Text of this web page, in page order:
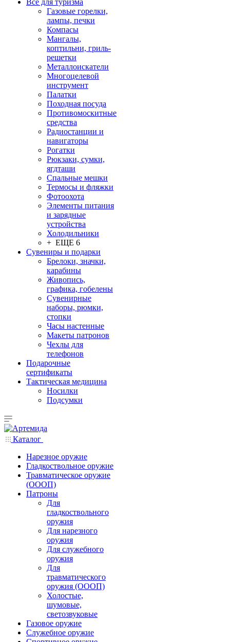
Все для туризма
Газовые горелки,
лампы, печки
Компасы
Мангалы,
коптильни, гриль-
решетки
Металлоискатели
Многоцелевой
инструмент
Палатки
Походная посуда
Противомоскитные
средства
Радиостанции и
навигаторы
Рогатки
Рюкзаки, сумки,
ягдташи
Спальные мешки
Термосы и фляжки
Фотоохота
Элементы питания
и зарядные
устройства
Холодильники
+ ЕЩЕ 6
Сувениры и подарки
Брелоки, значки,
карабины
Живопись,
графика, гобелены
Сувенирные
наборы, рюмки,
стопки
Часы настенные
Макеты патронов
Чехлы для
телефонов
Подарочные
сертификаты
Тактическая медицина
Носилки
Подсумки
Каталог
Нарезное оружие
Гладкоствольное оружие
Травматическое оружие
(ОООП)
Патроны
Для
гладкоствольного
оружия
Для нарезного
оружия
Для служебного
оружия
Для
травматического
оружия (ОООП)
Холостые,
шумовые,
светозвуковые
Газовое оружие
Служебное оружие